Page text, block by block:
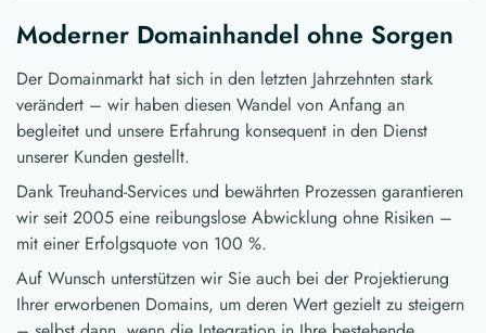
Moderner Domainhandel ohne Sorgen
Der Domainmarkt hat sich in den letzten Jahrzehnten stark
verändert – wir haben diesen Wandel von Anfang an
begleitet und unsere Erfahrung konsequent in den Dienst
unserer Kunden gestellt.
Dank Treuhand-Services und bewährten Prozessen garantieren
wir seit 2005 eine reibungslose Abwicklung ohne Risiken –
mit einer Erfolgsquote von 100 %.
Auf Wunsch unterstützen wir Sie auch bei der Projektierung
Ihrer erworbenen Domains, um deren Wert gezielt zu steigern